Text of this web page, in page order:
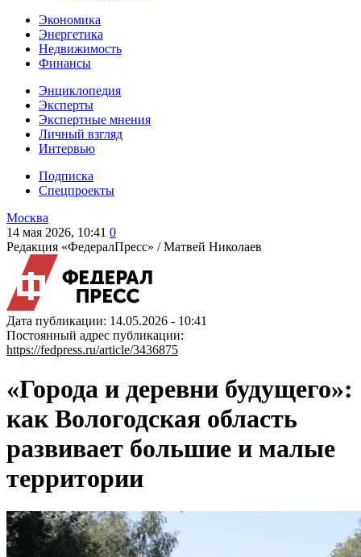
Экономика
Энергетика
Недвижимость
Финансы
Энциклопедия
Эксперты
Экспертные мнения
Личный взгляд
Интервью
Подписка
Спецпроекты
Москва
14 мая 2026, 10:41 0
Редакция «ФедералПресс» /Матвей Николаев
Дата публикации: 14.05.2026 - 10:41
Постоянный адрес публикации:
https://fedpress.ru/article/3436875
«Города и деревни будущего»:
как Вологодская область
развивает большие и малые
территории